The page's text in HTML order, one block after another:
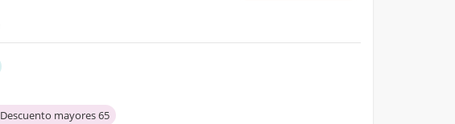
Descuento mayores 65